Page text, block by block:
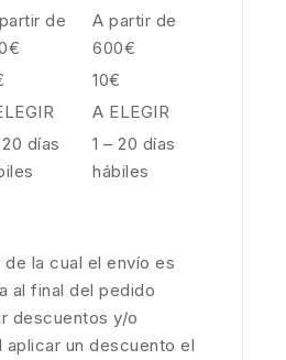
de
A partir de
600€
10€
A ELEGIR
20 días
1 – 20 días
hábiles
la cual el envío es
al final del pedido
descuentos y/o
aplicar un descuento el